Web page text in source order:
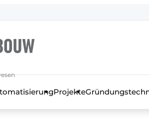
und Konditionen
Sie das Fachmagazin für die
Projekte